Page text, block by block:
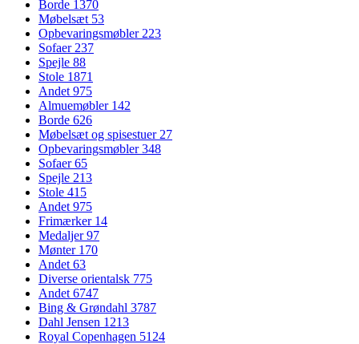
Borde 1370
Møbelsæt 53
Opbevaringsmøbler223
Sofaer237
Spejle 88
Stole 1871
Andet975
Almuemøbler 142
Borde 626
Møbelsæt og spisestuer27
Opbevaringsmøbler348
Sofaer65
Spejle 213
Stole 415
Andet975
Frimærker 14
Medaljer97
Mønter 170
Andet63
Diverse orientalsk 775
Andet6747
Bing & Grøndahl 3787
Dahl Jensen 1213
Royal Copenhagen 5124